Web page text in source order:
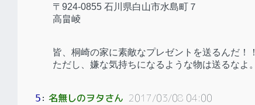
〒924-0855 石川県白山市水島町７
高畠崚
皆、桐崎の家に素敵なプレゼントを送るんだ！！
ただし、嫌な気持ちになるような物は送るなよ。
5 ： 名無しのヲタさん 2017/03/08 04:00